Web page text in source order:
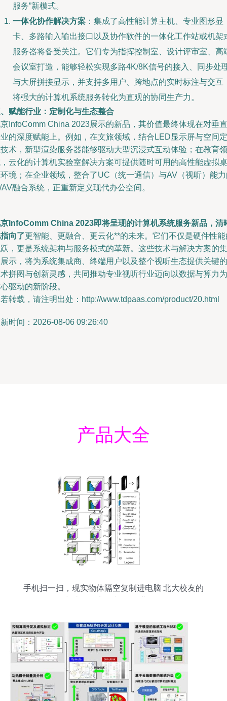
服务”新模式。
一体化协作解决方案 ：集成了高性能计算主机、专业图形显
卡、多路输入输出接口以及协作软件的一体化工作站或机架
服务器将备受关注。它们专为指挥控制室、设计评审室、高
会议室打造，能够轻松实现多路4K/8K信号的接入、同步处
与大屏拼接显示，并支持多用户、跨地点的实时标注与交互
将强大的计算机系统服务转化为直观的协同生产力。
赋能行业：定制化与生态整合
InfoComm China 2023展示的新品，其价值最终体现在对垂直
的深度赋能上。例如，在文旅领域，结合LED显示屏与空间定
术，新型渲染服务器能够驱动大型沉浸式互动体验；在教育领
云化的计算机实验室解决方案可提供随时可用的高性能虚拟桌
境；在企业领域，整合了UC（统一通信）与AV（视听）能
AV融合系统，正重新定义现代办公空间。
InfoComm China 2023即将呈现的计算机系统服务新品，清
向了更智能、更融合、更云化**的未来。它们不仅是硬件性能
，更是系统架构与服务模式的革新。这些技术与解决方案的集
示，将为系统集成商、终端用户以及整个视听生态提供关键的
拼图与创新灵感，共同推动专业视听行业迈向以数据与算力为
驱动的新阶段。
转载，请注明出处：http://www.tdpaas.com/product/20.html
时间：2026-08-06 09:26:40
产品大全
手机扫一扫，现实物体隔空复制进电脑 北大校友的